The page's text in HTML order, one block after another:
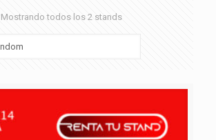
Mostrando todos los 2 stands